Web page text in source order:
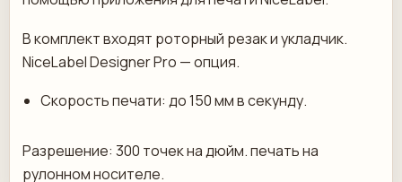
В комплект входят роторный резак и укладчик.
NiceLabel Designer Pro — опция.
Скорость печати: до 150 мм в секунду.
Разрешение: 300 точек на дюйм. печать на
рулонном носителе.